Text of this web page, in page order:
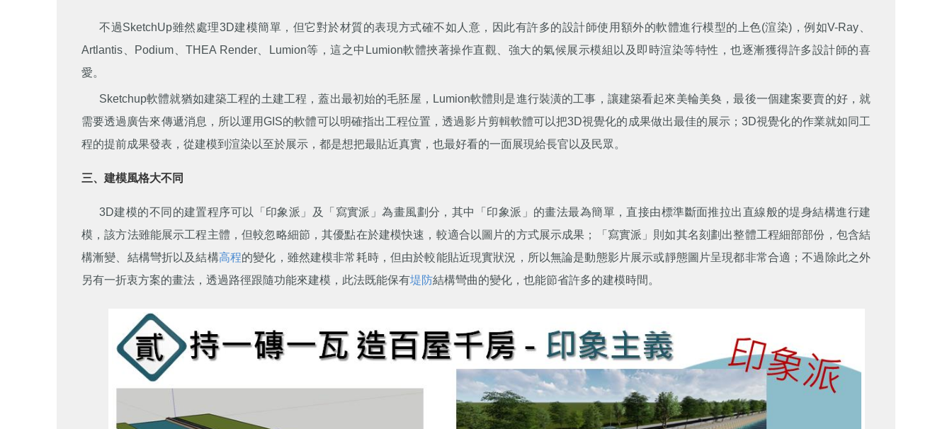
不過SketchUp雖然處理3D建模簡單，但它對於材質的表現方式確不如人意，因此有許多的設計師使用額外的軟體進行模型的上色(渲染)，例如V-Ray、
Artlantis、Podium、THEA Render、Lumion等，這之中Lumion軟體挾著操作直觀、強大的氣候展示模組以及即時渲染等特性，也逐漸獲得許多設計師的喜
愛。
Sketchup軟體就猶如建築工程的土建工程，蓋出最初始的毛胚屋，Lumion軟體則是進行裝潢的工事，讓建築看起來美輪美奐，最後一個建案要賣的好，就
需要透過廣告來傳遞消息，所以運用GIS的軟體可以明確指出工程位置，透過影片剪輯軟體可以把3D視覺化的成果做出最佳的展示；3D視覺化的作業就如同工
程的提前成果發表，從建模到渲染以至於展示，都是想把最貼近真實，也最好看的一面展現給長官以及民眾。
三、建模風格大不同
3D建模的不同的建置程序可以「印象派」及「寫實派」為畫風劃分，其中「印象派」的畫法最為簡單，直接由標準斷面推拉出直線般的堤身結構進行建
模，該方法雖能展示工程主體，但較忽略細節，其優點在於建模快速，較適合以圖片的方式展示成果；「寫實派」則如其名刻劃出整體工程細部部份，包含結
構漸變、結構彎折以及結構高程的變化，雖然建模非常耗時，但由於較能貼近現實狀況，所以無論是動態影片展示或靜態圖片呈現都非常合適；不過除此之外
另有一折衷方案的畫法，透過路徑跟隨功能來建模，此法既能保有堤防結構彎曲的變化，也能節省許多的建模時間。